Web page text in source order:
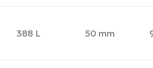
388 L 50 mm